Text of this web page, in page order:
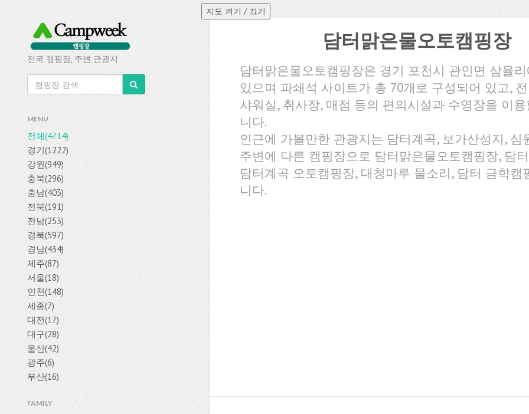
전국 캠핑장, 주변 관광지
MENU
전체(4714)
경기(1222)
강원(949)
충북(296)
충남(403)
전북(191)
전남(253)
경북(597)
경남(434)
제주(87)
서울(18)
인천(148)
세종(7)
대전(17)
대구(28)
울산(42)
광주(6)
부산(16)
FAMILY
담터맑은물오토캠핑장
담터맑은물오토캠핑장은 경기 포천시 관인면 삼율
있으며 파쇄석 사이트가 총 70개로 구성되어 있고,
샤워실, 취사장, 매점 등의 편의시설과 수영장을 이
니다.
인근에 가볼만한 관광지는 담터계곡, 보가산성지, 심
주변에 다른 캠핑장으로 담터맑은물오토캠핑장, 담
담터계곡 오토캠핑장, 대청마루 물소리, 담터 금학캠
니다.